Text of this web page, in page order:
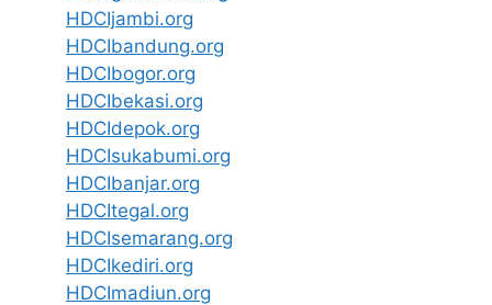
HDCIjambi.org
HDCIbandung.org
HDCIbogor.org
HDCIbekasi.org
HDCIdepok.org
HDCIsukabumi.org
HDCIbanjar.org
HDCItegal.org
HDCIsemarang.org
HDCIkediri.org
HDCImadiun.org